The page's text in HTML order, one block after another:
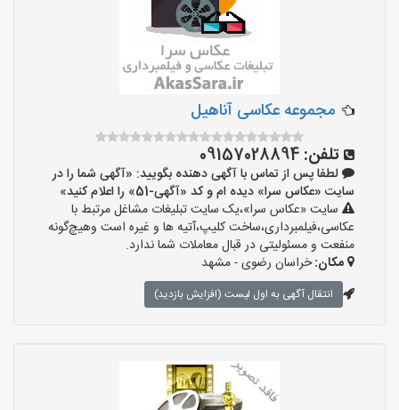
مجموعه عکاسی آناهیل
تلفن: 09157028894
لطفا پس از تماس با آگهی دهنده بگویید: «آگهی شما را در
سایت «عکاس سرا» دیده ام و کد «آگهی-51» را اعلام کنید»
سایت «عکاس سرا»،یک سایت تبلیغات مشاغل مرتبط با
عکاسی،فیلمبرداری،ساخت کلیپ،آتیه ها و غیره است وهیچ‌گونه
منفعت و مسئولیتی در قبال معاملات شما ندارد.
مکان:خراسان رضوی - مشهد
انتقال آگهی به اول لیست (افزایش بازدید)